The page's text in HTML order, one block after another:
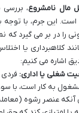
مال نامشروع،
را در بر می گیرد که
کلاهبرداری یا
اشاره می کنیم:
شغلی یا اداری:
به کار است، با
آنکه عنصر رشوه